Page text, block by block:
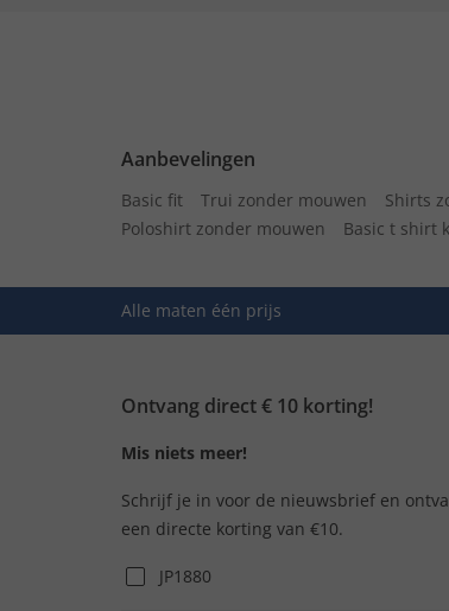
Aanbevelingen
Basic fit Trui zonder mouwen Shirts
Poloshirt zonder mouwen
Basic t shirt
Alle maten één prijs
Ontvang direct € 10 korting!
Mis niets meer!
Schrijf je in voor de nieuwsbrief en
een directe korting van €10.
JP1880